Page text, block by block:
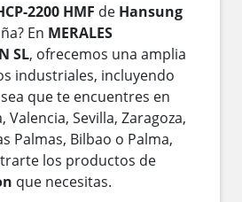
2200 HMF de Hansung
En MERALES
SL, ofrecemos una amplia
industriales, incluyendo
sea que te encuentres en
Valencia, Sevilla, Zaragoza,
Palmas, Bilbao o Palma,
los productos de
que necesitas.